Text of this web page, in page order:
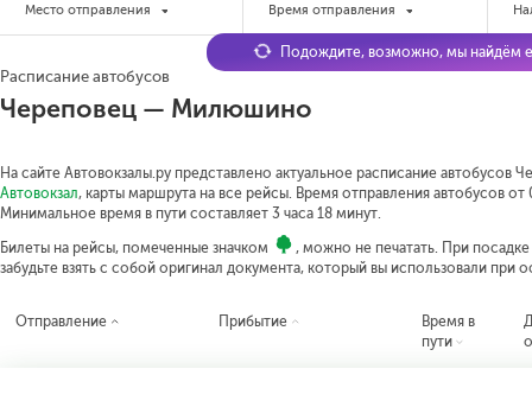
Место отправления Время отправления
Расписание автобусов
Череповец — Милюшино
На сайте Автовокзалы.ру представлено актуальное расписание
Автовокзал, карты маршрута на все рейсы. Время отправления автобусов от
Минимальное время в пути составляет 3 часа 18 минут.
Билеты на рейсы, помеченные значком
, можно не печатать. При
забудьте взять с собой оригинал документа, который вы использовали при
Подождите, возможно, мы найдём
Отправление Прибытие
Время в
пути